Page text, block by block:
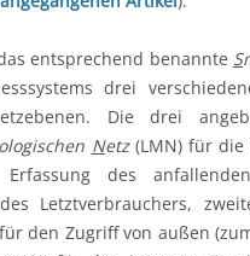
entsprechend benannte S
drei
Die drei
Netz(LMN) für die
des
Letztverbrauchers,
den Zugriff von außen